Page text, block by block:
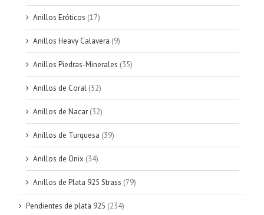
Anillos Eróticos (17)
Anillos Heavy Calavera (9)
Anillos Piedras-Minerales (35)
Anillos de Coral (52)
Anillos de Nacar (32)
Anillos de Turquesa (39)
Anillos de Onix (34)
Anillos de Plata 925 Strass (79)
Pendientes de plata 925 (234)